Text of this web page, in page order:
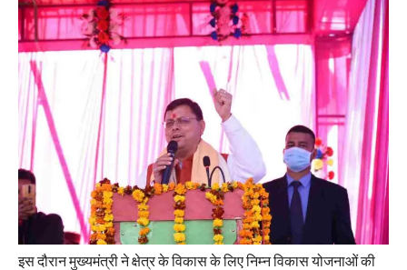
इस दौरान मुख्यमंत्री ने क्षेत्र के विकास के लिए निम्न विकास योजनाओं की